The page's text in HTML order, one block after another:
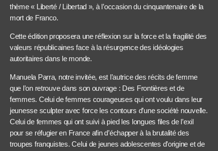
thème « Liberté / Libertad », à l’occasion du cinquantenaire de la
mort de Franco.
Cette édition proposera une réflexion sur la force et la fragilité des
valeurs républicaines face à la résurgence des idéologies
autoritaires dans le monde.
Manuela Parra, notre invitée, est l’autrice des récits de femme
que l’on retrouve dans son ouvrage : Des Frontières et de
femmes. Celui de femmes courageuses qui ont voulu dans leur
jeunesse sculpter avec force les contours d’une société nouvelle.
Celui de femmes qui ont suivi à pied les longues files de l’exil
pour se réfugier en France afin d’échapper à la brutalité des
troupes franquistes. Celui de jeunes adolescentes d’origine et de